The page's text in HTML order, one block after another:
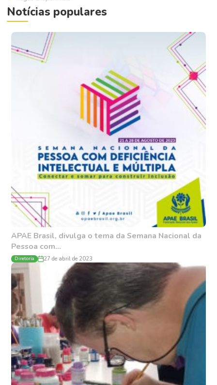
Notícias populares
APAE Brasil, divulga o tema da Semana Nacional da
Pessoa com...
Diretoria 27 de abril de 2023